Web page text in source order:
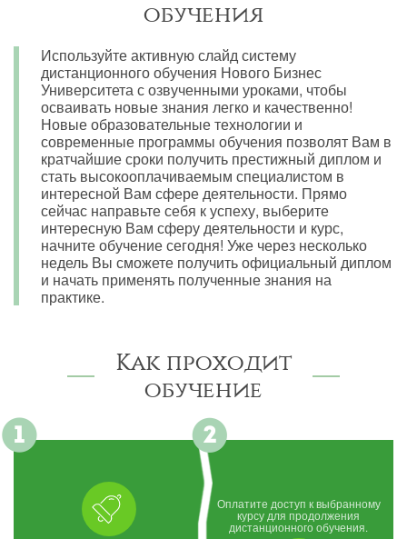
обучения
Используйте активную слайд систему
дистанционного обучения Нового Бизнес
Университета с озвученными уроками, чтобы
осваивать новые знания легко и качественно!
Новые образовательные технологии и
современные программы обучения позволят Вам в
кратчайшие сроки получить престижный диплом и
стать высокооплачиваемым специалистом в
интересной Вам сфере деятельности. Прямо
сейчас направьте себя к успеху, выберите
интересную Вам сферу деятельности и курс,
начните обучение сегодня! Уже через несколько
недель Вы сможете получить официальный диплом
и начать применять полученные знания на
практике.
Как проходит
обучение
Оплатите доступ к выбранному
курсу для продолжения
дистанционного обучения.